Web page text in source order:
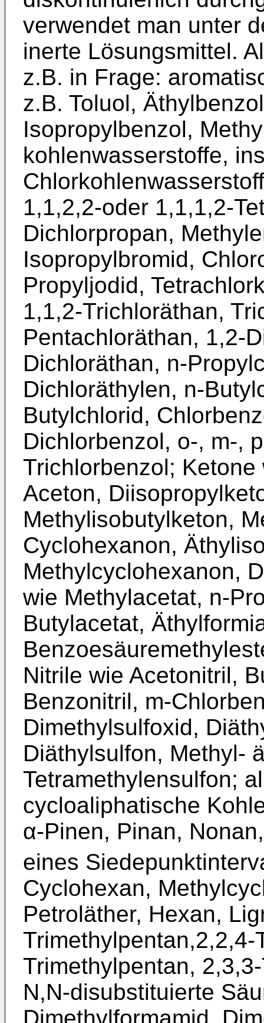
verwendet man unter
inerte Lösungsmittel.
z.B. in Frage:
z.B. Toluol,
Isopropylbenzol,
kohlenwasserstoffe,
1,1,2,2-oder 1,1,1,2-
Dichlorpropan,
Isopropylbromid,
Propyljodid,
1,1,2-Trichloräthan,
Pentachloräthan, 1,2-
Dichloräthan, n-
Dichloräthylen, n-
Butylchlorid,
Dichlorbenzol, o-, m-,
Trichlorbenzol;
Aceton,
Methylisobutylketon,
Cyclohexanon,
Methylcyclohexanon,
wie Methylacetat, n-
Butylacetat,
Nitrile wie Acetonitril,
Benzonitril, m-
Dimethylsulfoxid,
Diäthylsulfon, Methyl-
Tetramethylensulfon;
cycloaliphatische
α-Pinen, Pinan,
eines
Cyclohexan,
Petroläther, Hexan,
Trimethylpentan,
N,N-disubstituierte
Dimethylformamid,